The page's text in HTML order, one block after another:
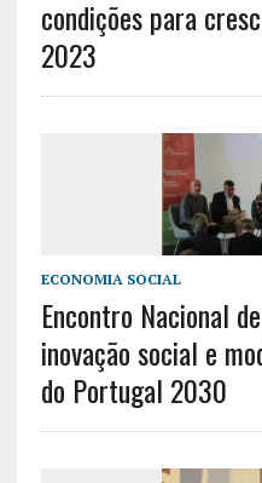
condições para
2023
ECONOMIA SOCIAL
Encontro Nacional
inovação social e
do Portugal 2030